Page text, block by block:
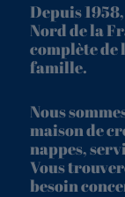
Depuis
Nord de la
complète de
famille.
Nous
maison de
nappes,
Vous
besoin